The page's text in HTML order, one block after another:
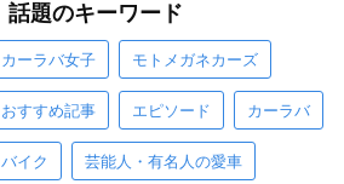
話題のキーワード
カーラバ女子 モトメガネカーズ
おすすめ記事 エピソード カーラバ
バイク 芸能人・有名人の愛車